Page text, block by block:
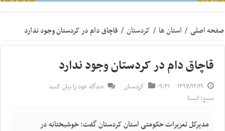
صفحه اصلی / استان ها / کردستان / قاچاق دام در کردستان وجود ندارد
قاچاق دام در کردستان وجود ندارد
۱۳۹۷/۱۲/۱۹ ۰۹:۳۱ کردستان
دیدگاه خود را بیان کنید
منبع: ایسنا
مدیرکل تعزیرات حکومتی استان کردستان گفت: خوشبختانه در